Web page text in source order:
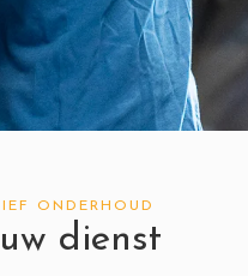
ONDERHOUD
dienst